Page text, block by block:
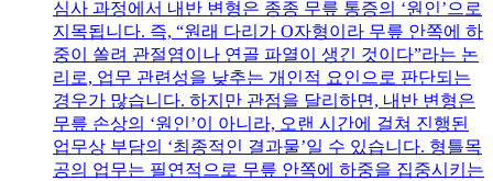
심사 과정에서 내반 변형은 종종 무릎 통증의 ‘원인’으로
지목됩니다. 즉, “원래 다리가 O자형이라 무릎 안쪽에 하
중이 쏠려 관절염이나 연골 파열이 생긴 것이다”라는 논
리로, 업무 관련성을 낮추는 개인적 요인으로 판단되는
경우가 많습니다. 하지만 관점을 달리하면, 내반 변형은
무릎 손상의 ‘원인’이 아니라, 오랜 시간에 걸쳐 진행된
업무상 부담의 ‘최종적인 결과물’일 수 있습니다. 형틀목
공의 업무는 필연적으로 무릎 안쪽에 하중을 집중시키는